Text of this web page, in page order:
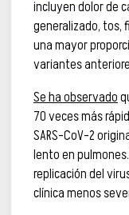
incluyen dolor de
generalizado, tos,
una mayor
variantes
Se ha observado
70 veces más
SARS-CoV-2
lento en
replicación del
clínica menos